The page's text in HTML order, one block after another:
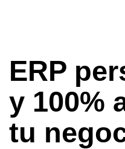
ERP
y 100%
tu